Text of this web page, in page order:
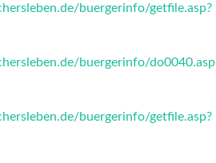
buergerinfo/getfile.asp?
buergerinfo/
buergerinfo/getfile.asp?